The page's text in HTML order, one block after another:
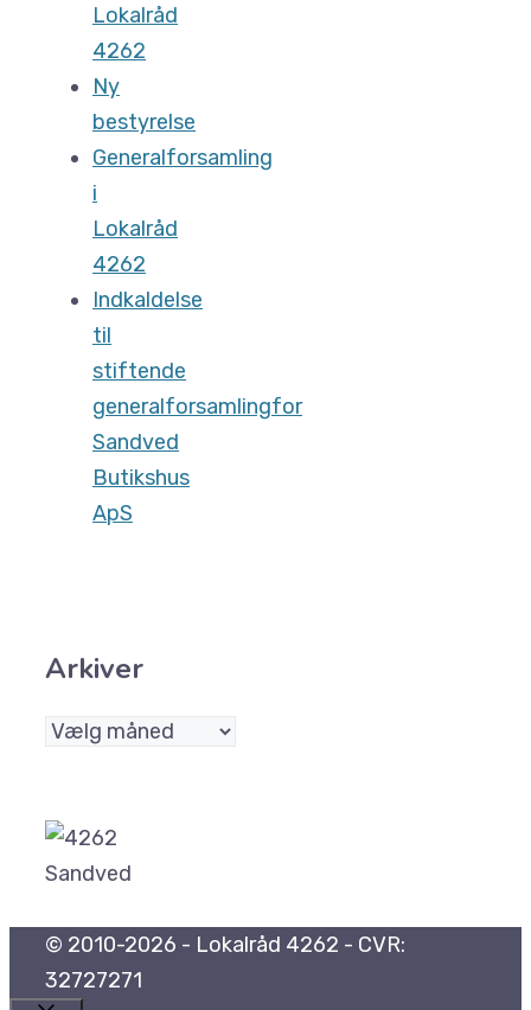
Lokalråd
4262
Ny
bestyrelse
Generalforsamling
i
Lokalråd
4262
Indkaldelse
til
stiftende
generalforsamlingfor
Sandved
Butikshus
ApS
Arkiver
Arkiver
© 2010-2026 - Lokalråd 4262 - CVR:
32727271